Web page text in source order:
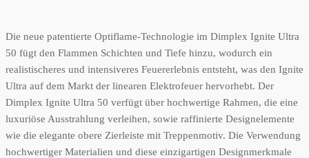
Die neue patentierte Optiflame-Technologie im Dimplex Ignite Ultra
50 fügt den Flammen Schichten und Tiefe hinzu, wodurch ein
realistischeres und intensiveres Feuererlebnis entsteht, was den Ignite
Ultra auf dem Markt der linearen Elektrofeuer hervorhebt. Der
Dimplex Ignite Ultra 50 verfügt über hochwertige Rahmen, die eine
luxuriöse Ausstrahlung verleihen, sowie raffinierte Designelemente
wie die elegante obere Zierleiste mit Treppenmotiv. Die Verwendung
hochwertiger Materialien und diese einzigartigen Designmerkmale